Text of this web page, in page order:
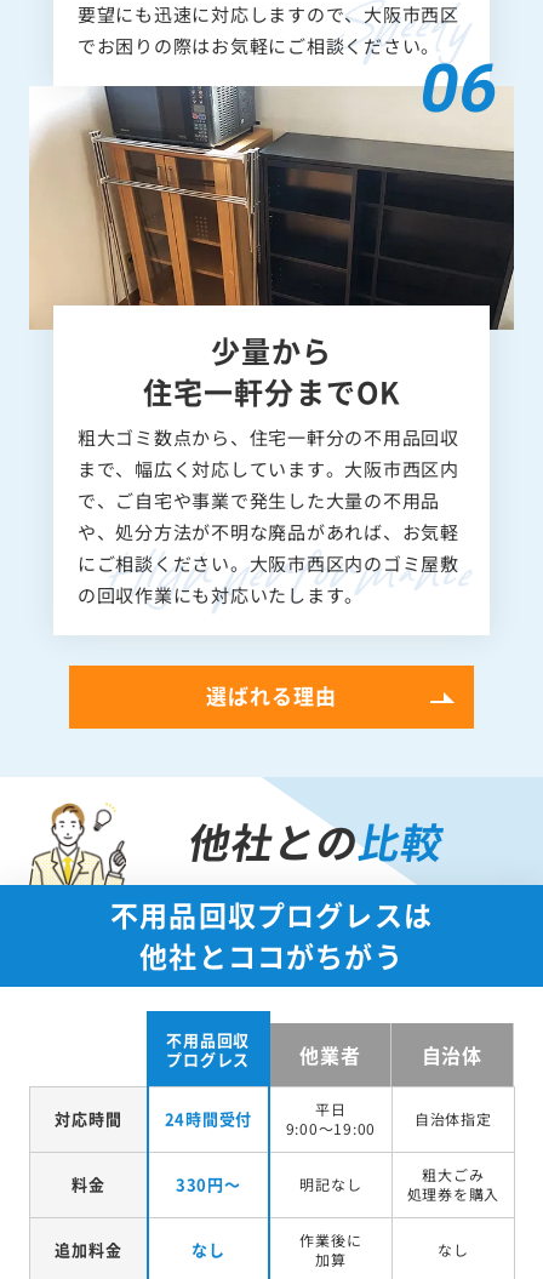
要望にも迅速に対応しますので、大阪市西区
でお困りの際はお気軽にご相談ください。
少量から
住宅一軒分までOK
粗大ゴミ数点から、住宅一軒分の不用品回収
まで、幅広く対応しています。大阪市西区内
で、ご自宅や事業で発生した大量の不用品
や、処分方法が不明な廃品があれば、お気軽
にご相談ください。大阪市西区内のゴミ屋敷
の回収作業にも対応いたします。
選ばれる理由
他社との比較
不用品回収プログレスは
他社とココがちがう
不用品回収
プログレス
他業者 自治体
対応時間 24時間受付
平日
9:00～19:00
自治体指定
料金 330円～ 明記なし
粗大ごみ
処理券を購入
追加料金 なし
作業後に
加算
なし